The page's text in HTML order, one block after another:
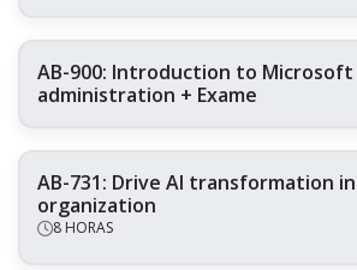
AB-900: Introduction to Microsoft
administration + Exame
AB-731: Drive AI transformation
organization
8 HORAS